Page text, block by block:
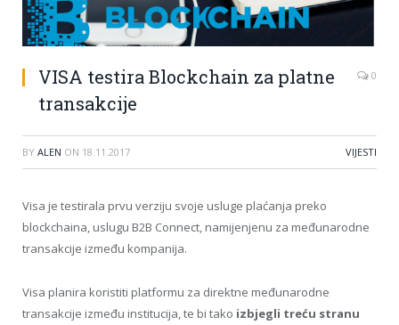
VISA testira Blockchain za platne
transakcije
0
BY ALEN ON 18.11.2017 VIJESTI
Visa je testirala prvu verziju svoje usluge plaćanja preko
blockchaina, uslugu B2B Connect, namijenjenu za međunarodne
transakcije između kompanija.
Visa planira koristiti platformu za direktne međunarodne
transakcije između institucija, te bi tako izbjegli treću stranu